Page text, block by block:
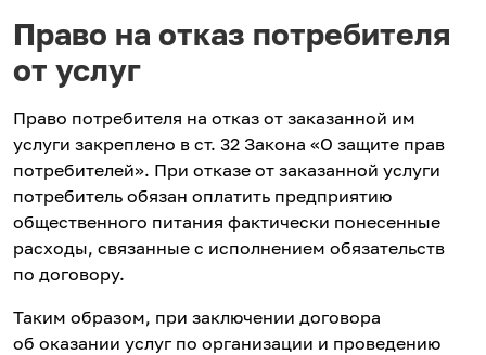
Право на отказ потребителя
от услуг
Право потребителя на отказ от заказанной им
услуги закреплено в ст. 32 Закона «О защите прав
потребителей». При отказе от заказанной услуги
потребитель обязан оплатить предприятию
общественного питания фактически понесенные
расходы, связанные с исполнением обязательств
по договору.
Таким образом, при заключении договора
об оказании услуг по организации и проведению